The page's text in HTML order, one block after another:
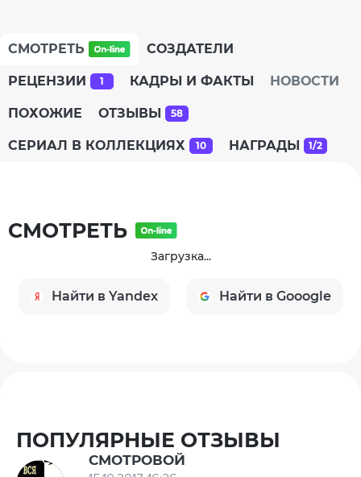
СМОТРЕТЬ СОЗДАТЕЛИ
РЕЦЕНЗИИ 1 КАДРЫ И ФАКТЫ НОВОСТИ
ПОХОЖИЕ ОТЗЫВЫ 58
СЕРИАЛ В КОЛЛЕКЦИЯХ 10 НАГРАДЫ 1/2
СМОТРЕТЬ
Загрузка...
Найти в Yandex Найти в Gooogle
ПОПУЛЯРНЫЕ ОТЗЫВЫ
СМОТРОВОЙ